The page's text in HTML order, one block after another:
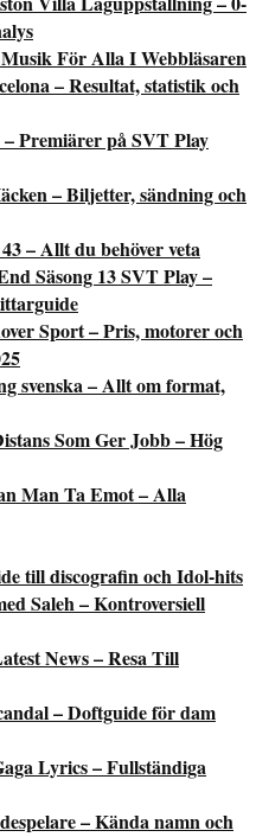
För Alla I Webbläsaren
– Resultat, statistik och
Premiärer på SVT Play
– Biljetter, sändning och
– Allt du behöver veta
Säsong 13 SVT Play –
Sport – Pris, motorer och
svenska – Allt om format,
Som Ger Jobb – Hög
Man Ta Emot – Alla
till discografin och Idol-hits
Saleh – Kontroversiell
News – Resa Till
– Doftguide för dam
Lyrics – Fullständiga
– Kända namn och